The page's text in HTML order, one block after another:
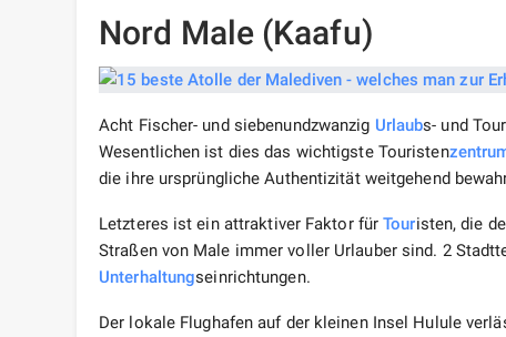
Nord Male (Kaafu)
Acht Fischer- und siebenundzwanzig Urlaubs- und
Wesentlichen ist dies das wichtigste Touristen
die ihre ursprüngliche Authentizität weitgehend
Letzteres ist ein attraktiver Faktor fürTouristen, die
Straßen von Male immer voller Urlauber sind. 2
Unterhaltungseinrichtungen.
Der lokale Flughafen auf der kleinen Insel Hulule